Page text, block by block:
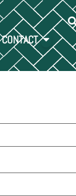
CONTACT